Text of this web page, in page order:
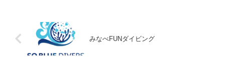
みなべFUNダイビング